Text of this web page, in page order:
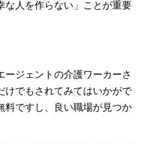
な人を作らない」ことが重要
ジェントの介護ワーカーさ
けでもされてみてはいかがで
料ですし、良い職場が見つか